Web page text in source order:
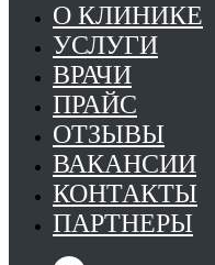
О КЛИНИКЕ
УСЛУГИ
ВРАЧИ
ПРАЙС
ОТЗЫВЫ
ВАКАНСИИ
КОНТАКТЫ
ПАРТНЕРЫ